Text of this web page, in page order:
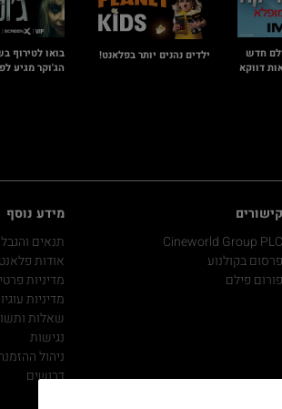
חדש
דווקא
ילדים נהנים יותר בפלאנט!
בואו לטירוף
הג'וקר מגיע
קישורים
Cineworld Group PLC
פרסום בקולנוע
פורום פילם
מידע נוסף
תנאים
אודות פלאנט
מדיניות
מדיניות
שאלות
נגישות
ניהול
דרושים